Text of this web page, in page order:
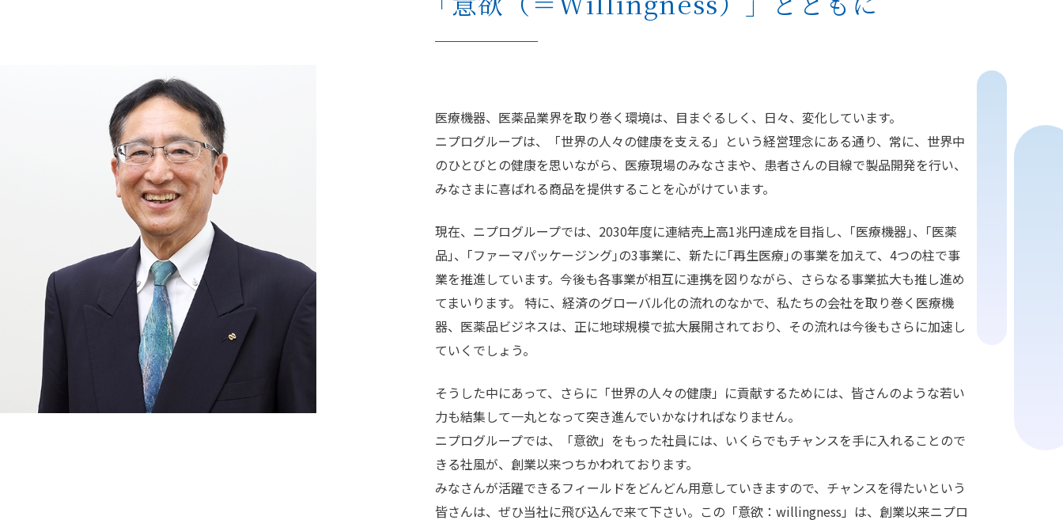
医療機器、医薬品業界を取り巻く環境は、目まぐるしく、日々、変化しています。
ニプログループは、「世界の人々の健康を支える」という経営理念にある通り、常に、世界中
のひとびとの健康を思いながら、医療現場のみなさまや、患者さんの目線で製品開発を行い、
みなさまに喜ばれる商品を提供することを心がけています。
現在、ニプログループでは、2030年度に連結売上高1兆円達成を目指し、｢医療機器｣、｢医薬
品｣、｢ファーマパッケージング｣の3事業に、新たに｢再生医療｣の事業を加えて、4つの柱で事
業を推進しています。今後も各事業が相互に連携を図りながら、さらなる事業拡大も推し進め
てまいります。 特に、経済のグローバル化の流れのなかで、私たちの会社を取り巻く医療機
器、医薬品ビジネスは、正に地球規模で拡大展開されており、その流れは今後もさらに加速し
ていくでしょう。
そうした中にあって、さらに「世界の人々の健康」に貢献するためには、皆さんのような若い
力も結集して一丸となって突き進んでいかなければなりません。
ニプログループでは、「意欲」をもった社員には、いくらでもチャンスを手に入れることので
きる社風が、創業以来つちかわれております。
みなさんが活躍できるフィールドをどんどん用意していきますので、チャンスを得たいという
皆さんは、ぜひ当社に飛び込んで来て下さい。この「意欲：willingness」は、創業以来ニプロ